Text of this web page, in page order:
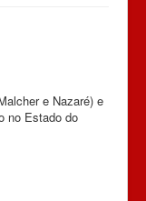
e Nazaré) e
no Estado do